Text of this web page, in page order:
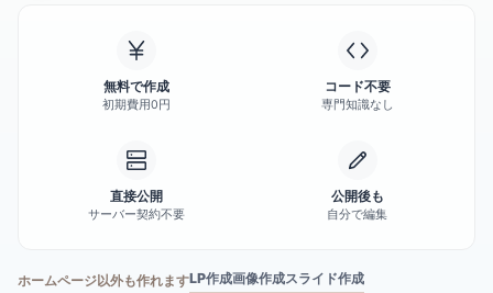
ホームページ以外も作れますLP作成画像作成スライド作成
無料で作成
初期費用0円
コード不要
専門知識なし
直接公開
サーバー契約不要
公開後も
自分で編集